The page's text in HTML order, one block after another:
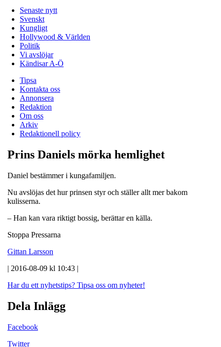
Senaste nytt
Svenskt
Kungligt
Hollywood & Världen
Politik
Vi avslöjar
Kändisar A-Ö
Tipsa
Kontakta oss
Annonsera
Redaktion
Om oss
Arkiv
Redaktionell policy
Prins Daniels mörka hemlighet
Daniel bestämmer i kungafamiljen.
Nu avslöjas det hur prinsen styr och ställer allt mer bakom
kulisserna.
– Han kan vara riktigt bossig, berättar en källa.
Stoppa Pressarna
Gittan Larsson
| 2016-08-09 kl 10:43 |
Har du ett nyhetstips? Tipsa oss om nyheter!
Dela Inlägg
Facebook
Twitter